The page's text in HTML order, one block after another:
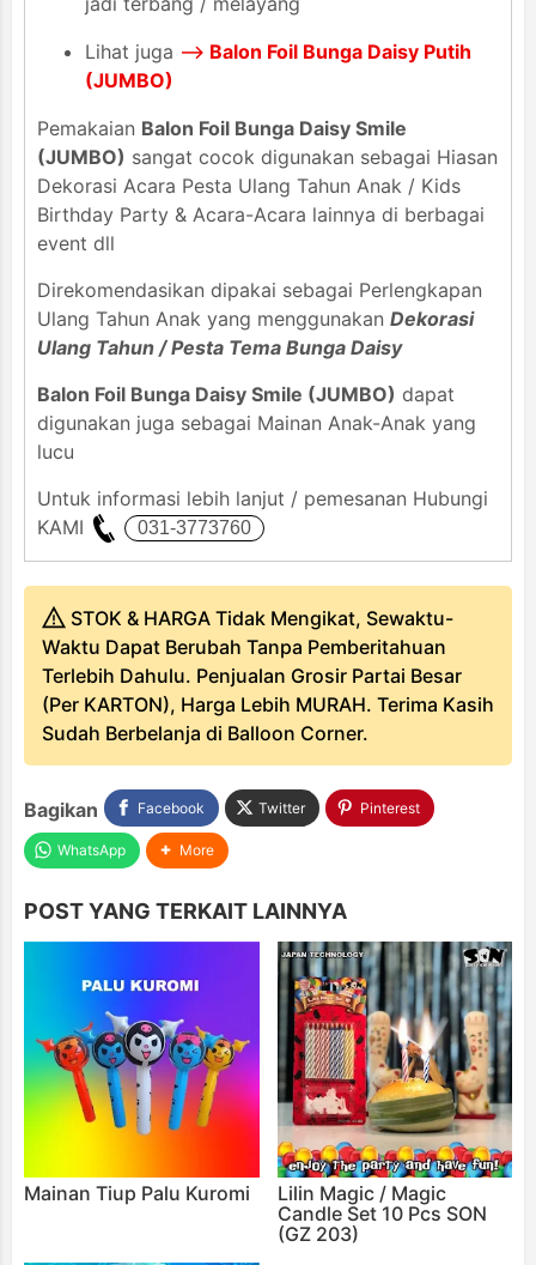
Lihat juga --> Balon Foil Bunga Daisy Putih
(JUMBO)
Pemakaian Balon Foil Bunga Daisy Smile
(JUMBO) sangat cocok digunakan sebagai Hiasan
Dekorasi Acara Pesta Ulang Tahun Anak / Kids
Birthday Party & Acara-Acara lainnya di berbagai
event dll
Direkomendasikan dipakai sebagai Perlengkapan
Ulang Tahun Anak yang menggunakan Dekorasi
Ulang Tahun / Pesta Tema Bunga Daisy
Balon Foil Bunga Daisy Smile (JUMBO) dapat
digunakan juga sebagai Mainan Anak-Anak yang
lucu
Untuk informasi lebih lanjut / pemesanan Hubungi
KAMI
STOK & HARGA Tidak Mengikat, Sewaktu-
Waktu Dapat Berubah Tanpa Pemberitahuan
Terlebih Dahulu. Penjualan Grosir Partai Besar
(Per KARTON), Harga Lebih MURAH. Terima Kasih
Sudah Berbelanja di Balloon Corner.
Bagikan Facebook Twitter Pinterest
WhatsApp More
POST YANG TERKAIT LAINNYA
Mainan Tiup Palu Kuromi
Lilin Magic / Magic
Candle Set 10 Pcs SON
(GZ 203)